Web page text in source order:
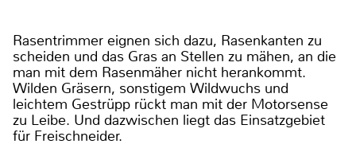
Rasentrimmer eignen sich dazu, Rasenkanten zu
scheiden und das Gras an Stellen zu mähen, an die
man mit dem Rasenmäher nicht herankommt.
Wilden Gräsern, sonstigem Wildwuchs und
leichtem Gestrüpp rückt man mit der Motorsense
zu Leibe. Und dazwischen liegt das Einsatzgebiet
für Freischneider.